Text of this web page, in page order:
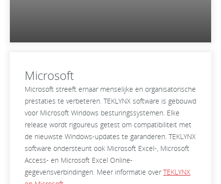
Microsoft
Microsoft streeft ernaar menselijke en organisatorische
prestaties te verbeteren. TEKLYNX software is gebouwd
voor Microsoft Windows besturingssystemen. Elke
release wordt rigoureus getest om compatibiliteit met
de nieuwste Windows-updates te garanderen. TEKLYNX
software ondersteunt ook Microsoft Excel-, Microsoft
Access- en Microsoft Excel Online-
gegevensverbindingen. Meer informatie over TEKLYNX